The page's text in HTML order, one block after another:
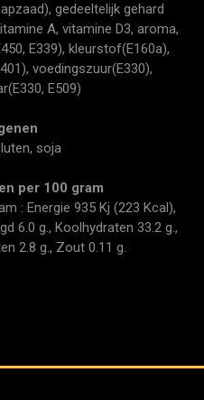
gedeeltelijk gehard
A, vitamine D3, aroma,
E339), kleurstof(E160a),
voedingszuur(E330),
E509)
soja
per 100 gram
: Energie 935 Kj (223 Kcal),
6.0 g., Koolhydraten 33.2 g.,
2.8 g., Zout 0.11 g.